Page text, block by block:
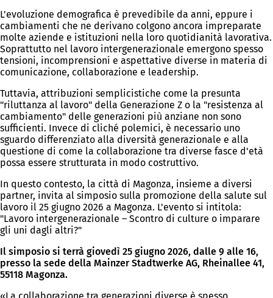
L'evoluzione demografica è prevedibile da anni, eppure i
cambiamenti che ne derivano colgono ancora impreparate
molte aziende e istituzioni nella loro quotidianità lavorativa.
Soprattutto nel lavoro intergenerazionale emergono spesso
tensioni, incomprensioni e aspettative diverse in materia di
comunicazione, collaborazione e leadership.
Tuttavia, attribuzioni semplicistiche come la presunta
"riluttanza al lavoro" della Generazione Z o la "resistenza al
cambiamento" delle generazioni più anziane non sono
sufficienti. Invece di cliché polemici, è necessario uno
sguardo differenziato alla diversità generazionale e alla
questione di come la collaborazione tra diverse fasce d'età
possa essere strutturata in modo costruttivo.
In questo contesto, la città di Magonza, insieme a diversi
partner, invita al simposio sulla promozione della salute sul
lavoro il 25 giugno 2026 a Magonza. L'evento si intitola:
"Lavoro intergenerazionale – Scontro di culture o imparare
gli uni dagli altri?"
Il simposio si terrà giovedì 25 giugno 2026, dalle 9 alle 16,
presso la sede della Mainzer Stadtwerke AG, Rheinallee 41,
55118 Magonza.